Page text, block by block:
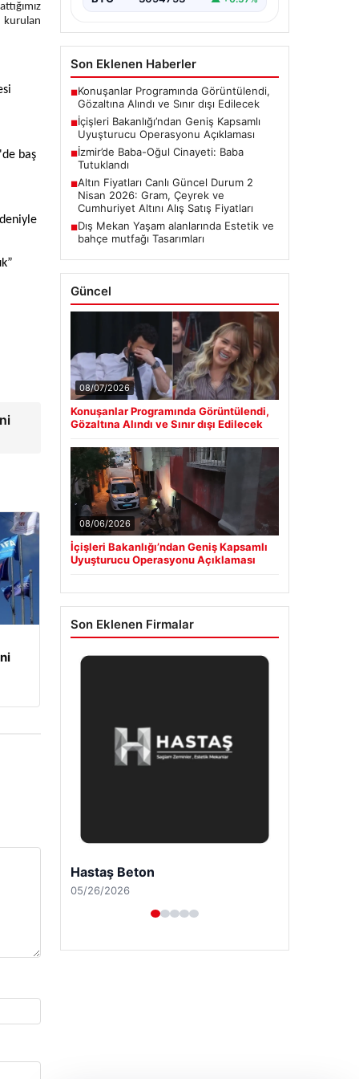
kurulan
baş
Son Eklenen Haberler
■Konuşanlar Programında Görüntülendi,
Gözaltına Alındı ve Sınır dışı Edilecek
■İçişleri Bakanlığı’ndan Geniş Kapsamlı
Uyuşturucu Operasyonu Açıklaması
■İzmir’de Baba-Oğul Cinayeti: Baba
Tutuklandı
■Altın Fiyatları Canlı Güncel Durum 2
Nisan 2026: Gram, Çeyrek ve
Cumhuriyet Altını Alış Satış Fiyatları
■Dış Mekan Yaşam alanlarında Estetik ve
bahçe mutfağı Tasarımları
Güncel
08/07/2026
Konuşanlar Programında Görüntülendi,
Gözaltına Alındı ve Sınır dışı Edilecek
08/06/2026
İçişleri Bakanlığı’ndan Geniş Kapsamlı
Uyuşturucu Operasyonu Açıklaması
Son Eklenen Firmalar
Enes Kaplan Avukatlık Bürosu
04/28/2026